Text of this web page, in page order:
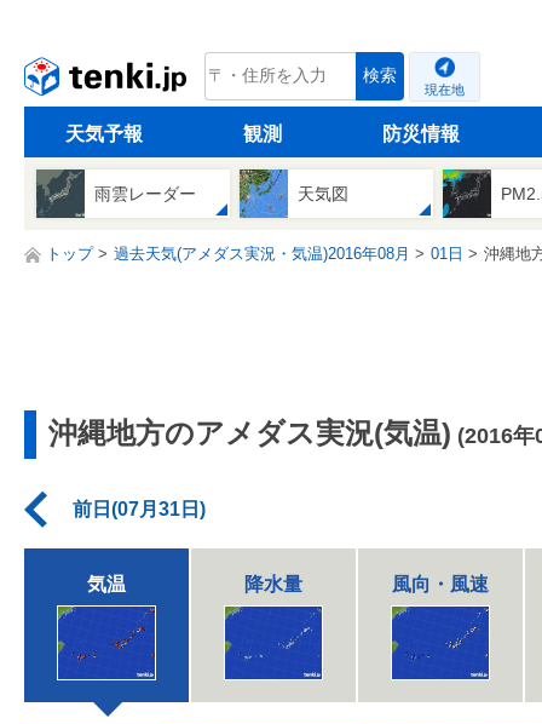
tenki.jp 検索
現在地
天気予報 観測 防災情報
雨雲レーダー 天気図
トップ 過去天気(アメダス実況・気温)2016年08月 01日 沖縄地
沖縄地方のアメダス実況(気温) (2016年
前日(07月31日)
気温 降水量 風向・風速